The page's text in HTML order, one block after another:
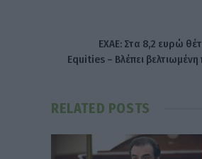
ΕΧΑΕ: Στα 8,2 ευρώ
Equities – Βλέπει
RELATED POSTS